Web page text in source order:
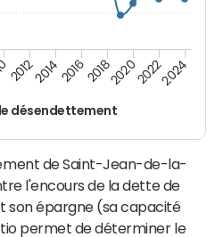
désendettement
2012201420162018202020222024
de Saint-Jean-de-la-
l'encours de la dette de
son épargne (sa capacité
permet de déterminer le